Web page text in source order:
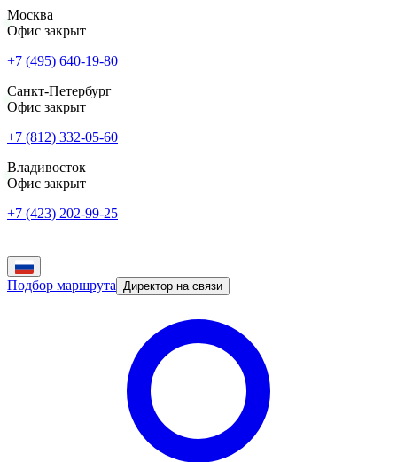
Москва
Офис закрыт
+7 (495) 640-19-80
Санкт-Петербург
Офис закрыт
+7 (812) 332-05-60
Владивосток
Офис закрыт
+7 (423) 202-99-25
Подбор маршрута Директор на связи